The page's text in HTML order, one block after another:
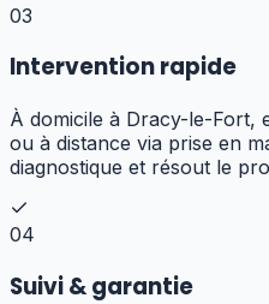
03
Intervention rapide
À domicile à Dracy-le-Fort,
ou à distance via prise en
diagnostique et résout le
04
Suivi & garantie